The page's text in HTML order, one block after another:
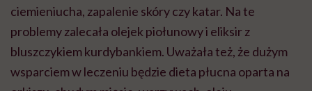
ciemieniucha, zapalenie skóry czy katar. Na te
problemy zalecała olejek piołunowy i eliksir z
bluszczykiem kurdybankiem. Uważała też, że dużym
wsparciem w leczeniu będzie dieta płucna oparta na